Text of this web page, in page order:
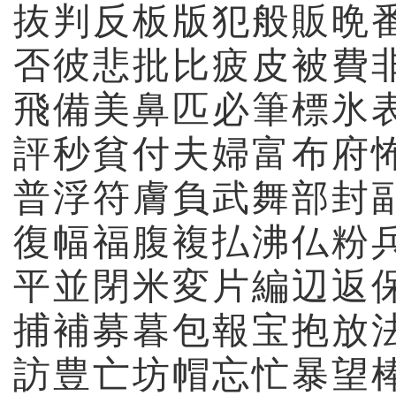
抜判 反 板 版犯般販 晩
否彼悲批 比疲 皮被費
飛備美鼻 匹 必筆標氷
評秒貧付 夫婦富布 府
普浮符 膚負 武舞部封
復幅福 腹複払沸仏粉
平並 閉 米変 片編辺返
捕補募暮包報 宝抱放
訪 豊亡坊帽忘忙暴望